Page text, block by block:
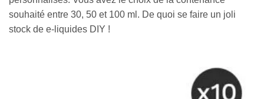
souhaité entre 30, 50 et 100 ml. De quoi se faire un joli
stock de e-liquides DIY !